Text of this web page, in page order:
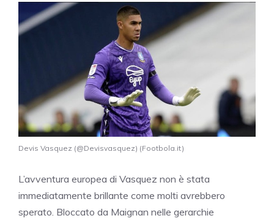
Devis Vasquez (@Devisvasquez) (Footbola.it)
L’avventura europea di Vasquez non è stata
immediatamente brillante come molti avrebbero
sperato. Bloccato da Maignan nelle gerarchie